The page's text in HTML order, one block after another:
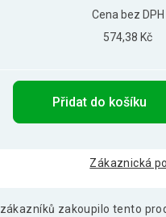
Cena bez DPH
574,38 Kč
Přidat do košíku
Zákaznická
zákazníků zakoupilo tento